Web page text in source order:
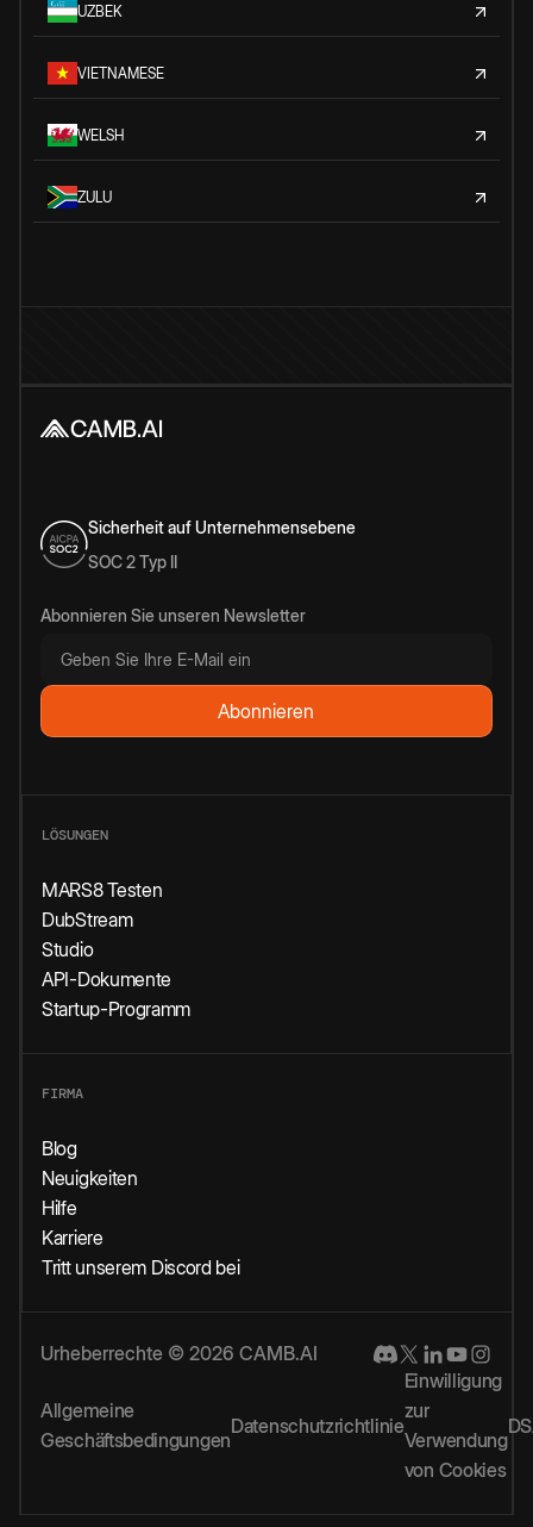
UZBEK
VIETNAMESE
WELSH
ZULU
Sicherheit auf Unternehmensebene
SOC 2 Typ II
Abonnieren Sie unseren Newsletter
LÖSUNGEN
MARS8 Testen
DubStream
Studio
API-Dokumente
Startup-Programm
FIRMA
Blog
Neuigkeiten
Hilfe
Karriere
Tritt unserem Discord bei
Urheberrechte © 2026 CAMB.AI
Allgemeine
Geschäftsbedingungen
Datenschutzrichtlinie
Einwilligung
zur
Verwendung
von Cookies